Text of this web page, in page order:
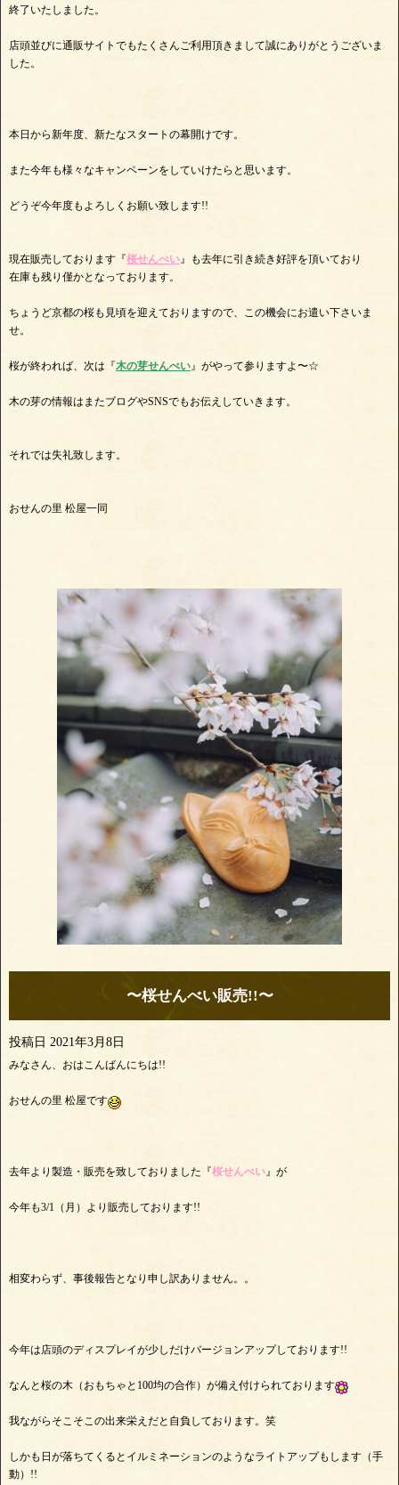
終了いたしました。
店頭並びに通販サイトでもたくさんご利用頂きまして誠にありがとうございま
した。
本日から新年度、新たなスタートの幕開けです。
また今年も様々なキャンペーンをしていけたらと思います。
どうぞ今年度もよろしくお願い致します!!
現在販売しております『桜せんべい 』も去年に引き続き好評を頂いており
在庫も残り僅かとなっております。
ちょうど京都の桜も見頃を迎えておりますので、この機会にお遣い下さいま
せ。
桜が終われば、次は『木の芽せんべい 』がやって参りますよ〜☆
木の芽の情報はまたブログやSNSでもお伝えしていきます。
それでは失礼致します。
おせんの里 松屋一同
〜桜せんべい販売!!〜
投稿日 2021年3月8日
みなさん、おはこんばんにちは!!
おせんの里 松屋です
去年より製造・販売を致しておりました『桜せんべい 』が
今年も3/1（月）より販売しております!!
相変わらず、事後報告となり申し訳ありません。。
今年は店頭のディスプレイが少しだけバージョンアップしております!!
なんと桜の木（おもちゃと100均の合作）が備え付けられております
我ながらそこそこの出来栄えだと自負しております。笑
しかも日が落ちてくるとイルミネーションのようなライトアップもします（手
動）!!